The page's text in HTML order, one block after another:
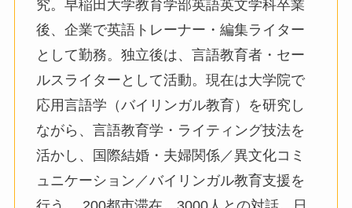
究。早稲田大学教育学部英語英文学科卒業
後、企業で英語トレーナー・編集ライター
として勤務。独立後は、言語教育者・セー
ルスライターとして活動。現在は大学院で
応用言語学（バイリンガル教育）を研究し
ながら、言語教育学・ライティング技法を
活かし、国際結婚・夫婦関係／異文化コミ
ュニケーション／バイリンガル教育支援を